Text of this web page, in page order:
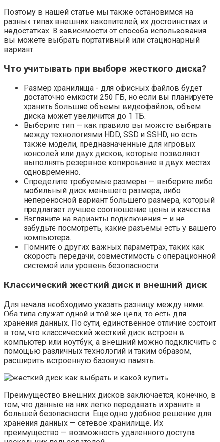
Поэтому в нашей статье мы также остановимся на
разных типах внешних накопителей, их достоинствах и
недостатках. В зависимости от способа использования
вы можете выбрать портативный или стационарный
вариант.
Что учитывать при выборе жесткого диска?
Размер хранилища -⁠ для офисных файлов будет
достаточно емкости 250 ГБ, но если вы планируете
хранить большие объемы видеофайлов, объем
диска может увеличится до 1 ТБ.
Выберите тип — как правило вы можете выбирать
между технологиями HDD, SSD и SSHD, но есть
также модели, предназначенные для игровых
консолей или двух дисков, которые позволяют
выполнять резервное копирование в двух местах
одновременно.
Определите требуемые размеры — выберите либо
мобильный диск меньшего размера, либо
непереносной вариант большего размера, который
предлагает лучшее соотношение цены и качества.
Взгляните на варианты подключения –⁠ и не
забудьте посмотреть, какие разъемы есть у вашего
компьютера.
Помните о других важных параметрах, таких как
скорость передачи, совместимость с операционной
системой или уровень безопасности.
Классический жесткий диск и внешний диск
Для начала необходимо указать разницу между ними.
Оба типа служат одной и той же цели, то есть для
хранения данных. По сути, единственное отличие состоит
в том, что классический жесткий диск встроен в
компьютер или ноутбук, а внешний можно подключить с
помощью различных технологий и таким образом,
расширить встроенную базовую память.
Преимущество внешних дисков заключается, конечно, в
том, что данные на них легко передавать и хранить в
большей безопасности. Еще одно удобное решение для
хранения данных — сетевое хранилище. Их
преимущество — возможность удаленного доступа